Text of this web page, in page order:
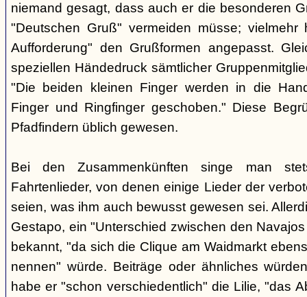
niemand gesagt, dass auch er die besonderen
"Deutschen Gruß" vermeiden müsse;
Aufforderung" den Grußformen angepasst.
speziellen Händedruck sämtlicher
"Die beiden kleinen Finger werden in die
Finger und Ringfinger geschoben." Diese
Pfadfindern üblich gewesen.
Bei den Zusammenkünften singe man
Fahrtenlieder, von denen einige Lieder der
seien, was ihm auch bewusst gewesen sei.
Gestapo, ein "Unterschied zwischen den
bekannt, "da sich die Clique am Waidmarkt
nennen" würde. Beiträge oder ähnliches
habe er "schon verschiedentlich" die Lilie, "das